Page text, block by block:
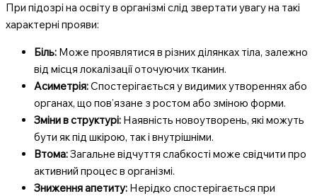
При підозрі на освіту в організмі слід звертати увагу на такі
характерні прояви:
Біль: Може проявлятися в різних ділянках тіла, залежно
від місця локалізації оточуючих тканин.
Асиметрія:Спостерігається у видимих утвореннях або
органах, що пов’язане з ростом або зміною форми.
Зміни в структурі: Наявність новоутворень, які можуть
бути як під шкірою, так і внутрішніми.
Втома:Загальне відчуття слабкості може свідчити про
активний процес в організмі.
Зниження апетиту: Нерідко спостерігається при